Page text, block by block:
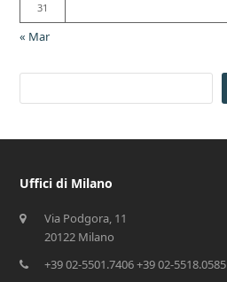
31
« Mar
Uffici di Milano
Via Podgora, 11
20122 Milano
+39 02-5501.7406 +39 02-5518.0585